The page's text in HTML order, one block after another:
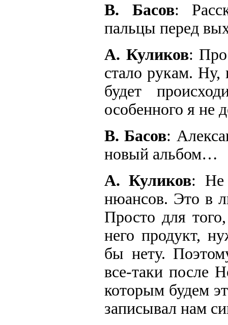
В. Басов:
пальцы перед
А. Куликов:
стало рукам. Ну,
будет
особенного я не
В. Басов:
новый альбом…
А. Куликов: Не
нюансов. Это в
Просто для
него продукт,
бы нету.
все-таки после
которым будем
записывал нам